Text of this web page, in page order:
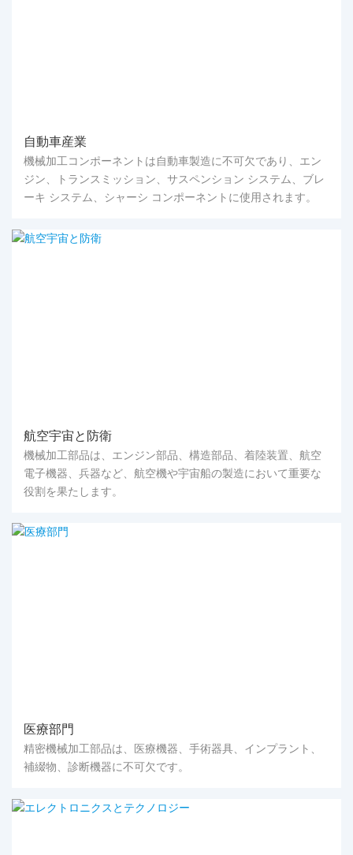
自動車産業
機械加工コンポーネントは自動車製造に不可欠であり、エン
ジン、トランスミッション、サスペンション システム、ブレ
ーキ システム、シャーシ コンポーネントに使用されます。
航空宇宙と防衛
機械加工部品は、エンジン部品、構造部品、着陸装置、航空
電子機器、兵器など、航空機や宇宙船の製造において重要な
役割を果たします。
医療部門
精密機械加工部品は、医療機器、手術器具、インプラント、
補綴物、診断機器に不可欠です。